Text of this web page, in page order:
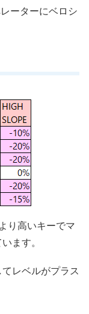
ーターにベロシ
り高いキーでマ
ます。
レベルがプラス